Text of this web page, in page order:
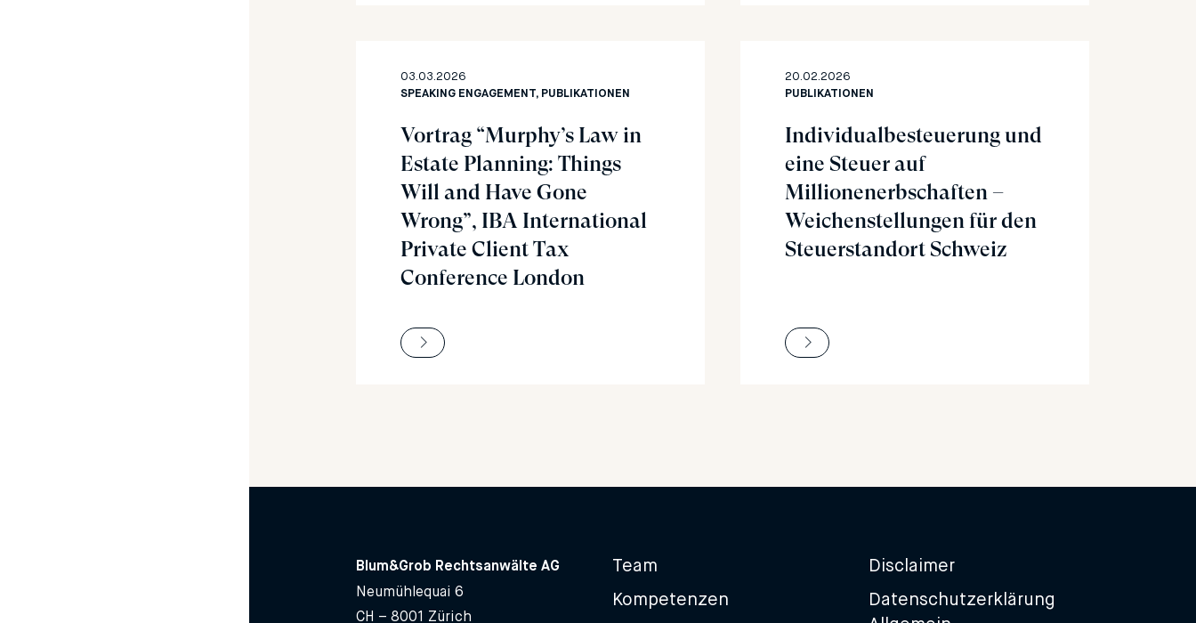
03.03.2026
SPEAKING ENGAGEMENT, PUBLIKATIONEN
Vortrag “Murphy’s Law in
Estate Planning: Things
Will and Have Gone
Wrong”, IBA International
Private Client Tax
Conference London
20.02.2026
PUBLIKATIONEN
Individualbesteuerung und
eine Steuer auf
Millionenerbschaften –
Weichenstellungen für den
Steuerstandort Schweiz
Blum&Grob Rechtsanwälte AG
Neumühlequai 6
CH – 8001 Zürich
Team
Kompetenzen
Disclaimer
Datenschutzerklärung